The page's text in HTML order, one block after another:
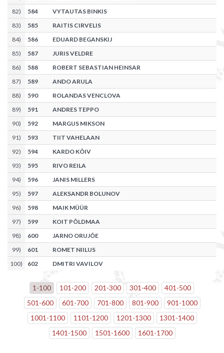
82) 584
VYTAUTAS BINKIS
83) 585
RAITIS CIRVELIS
84) 586
EDUARD BEGANSKIJ
85) 587
JURIS VELDRE
86) 588
ROBERT SEBASTIAN HEINSAR
87) 589
ANDO ARULA
88) 590
ROLANDAS VENCLOVA
89) 591
ANDRES TEPPO
90) 592
MARGUS MIKSON
91) 593
TIIT VAHELAAN
92) 594
KARDO KÕIV
93) 595
RIVO REILA
94) 596
JANIS MILLERS
95) 597
ALEKSANDR BOLUNOV
96) 598
MAIK MÜÜR
97) 599
KOIT PÕLDMAA
98) 600
JARNO ORUJÕE
99) 601
ROMET NIILUS
100) 602 DMITRI VAVILOV
1-100 101-200 201-300 301-400 401-500
501-600 601-700 701-800 801-900 901-1000
1001-1100 1101-1200 1201-1300 1301-1400
1401-1500 1501-1600 1601-1700